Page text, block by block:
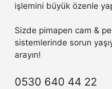
işlemini büyük özenle
Sizde pimapen cam &
sistemlerinde sorun
arayın!
0530 640 44 22